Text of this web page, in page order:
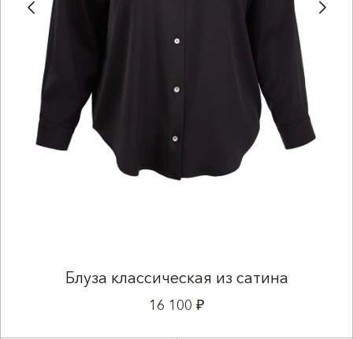
Блуза классическая из сатина
16 100 ₽